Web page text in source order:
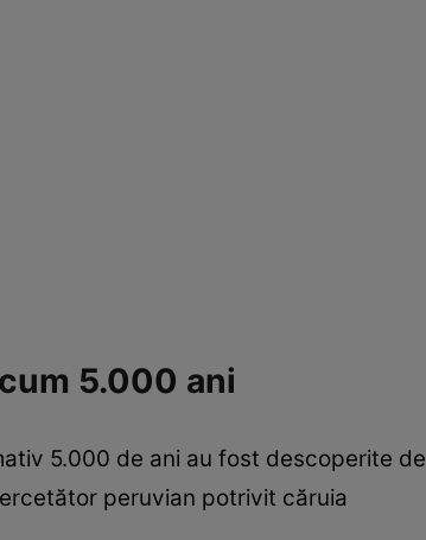
5.000 ani
5.000 de ani au fost descoperite de
peruvian potrivit căruia